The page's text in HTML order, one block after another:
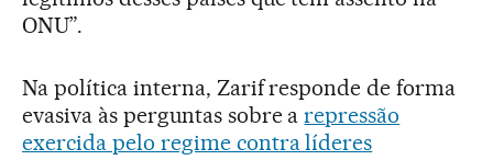
ONU”.
Na política interna, Zarif responde de forma
evasiva às perguntas sobre arepressão
exercida pelo regime contra líderes